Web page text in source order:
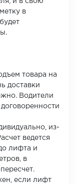
в
товара на
доставки
Водители
из-
ведется
лифта и
в
если лифт